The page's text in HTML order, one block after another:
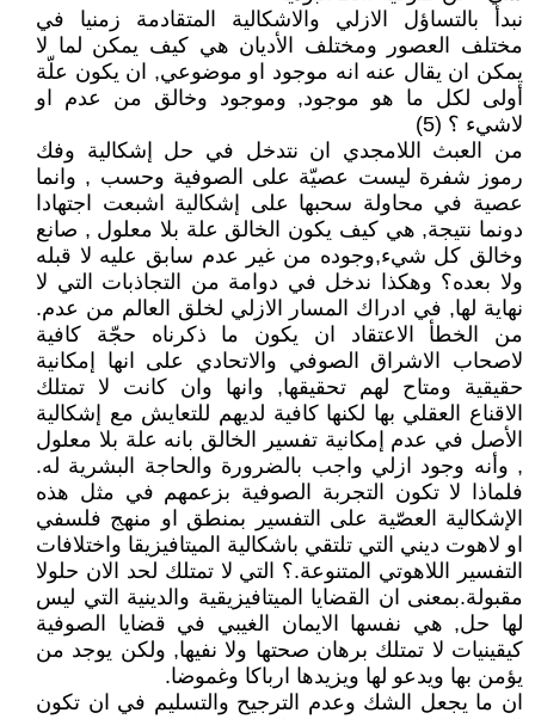
نبدأ بالتساؤل الازلي والاشكالية المتقادمة زمنيا في
مختلف العصور ومختلف الأديان هي كيف يمكن لما لا
يمكن ان يقال عنه انه موجود او موضوعي, ان يكون علّة
أولى لكل ما هو موجود, وموجود وخالق من عدم او
لاشيء ؟ (5)
من العبث اللامجدي ان نتدخل في حل إشكالية وفك
رموز شفرة ليست عصيّة على الصوفية وحسب , وانما
عصية في محاولة سحبها على إشكالية اشبعت اجتهادا
دونما نتيجة, هي كيف يكون الخالق علة بلا معلول , صانع
وخالق كل شيء,وجوده من غير عدم سابق عليه لا قبله
ولا بعده؟ وهكذا ندخل في دوامة من التجاذبات التي لا
نهاية لها, في ادراك المسار الازلي لخلق العالم من عدم.
من الخطأ الاعتقاد ان يكون ما ذكرناه حجّة كافية
لاصحاب الاشراق الصوفي والاتحادي على انها إمكانية
حقيقية ومتاح لهم تحقيقها, وانها وان كانت لا تمتلك
الاقناع العقلي بها لكنها كافية لديهم للتعايش مع إشكالية
الأصل في عدم إمكانية تفسير الخالق بانه علة بلا معلول
, وأنه وجود ازلي واجب بالضرورة والحاجة البشرية له.
فلماذا لا تكون التجربة الصوفية بزعمهم في مثل هذه
الإشكالية العصّية على التفسير بمنطق او منهج فلسفي
او لاهوت ديني التي تلتقي باشكالية الميتافيزيقا واختلافات
التفسير اللاهوتي المتنوعة.؟ التي لا تمتلك لحد الان حلولا
مقبولة.بمعنى ان القضايا الميتافيزيقية والدينية التي ليس
لها حل, هي نفسها الايمان الغيبي في قضايا الصوفية
كيقينيات لا تمتلك برهان صحتها ولا نفيها, ولكن يوجد من
يؤمن بها ويدعو لها ويزيدها ارباكا وغموضا.
ان ما يجعل الشك وعدم الترجيح والتسليم في ان تكون